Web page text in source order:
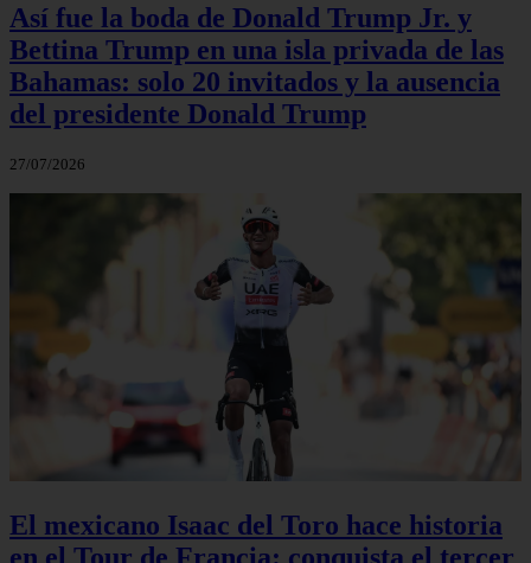
Así fue la boda de Donald Trump Jr. y
Bettina Trump en una isla privada de las
Bahamas: solo 20 invitados y la ausencia
del presidente Donald Trump
27/07/2026
El mexicano Isaac del Toro hace historia